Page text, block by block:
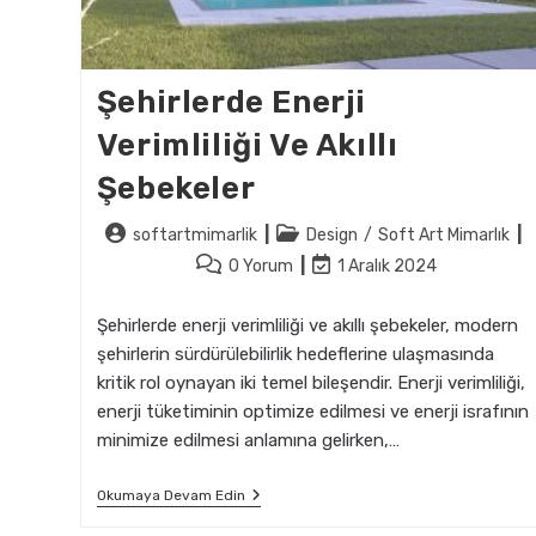
Şehirlerde Enerji
Verimliliği Ve Akıllı
Şebekeler
Postsoftartmimarlik
Post
category:
Design / Soft Art Mimarlık
Post0 Yorum
Post
modified:
1 Aralık 2024
Şehirlerde enerji verimliliği ve akıllı şebekeler, modern
şehirlerin sürdürülebilirlik hedeflerine ulaşmasında
kritik rol oynayan iki temel bileşendir. Enerji verimliliği,
enerji tüketiminin optimize edilmesi ve enerji israfının
minimize edilmesi anlamına gelirken,…
Okumaya Devam EdinŞehirlerde
Enerji